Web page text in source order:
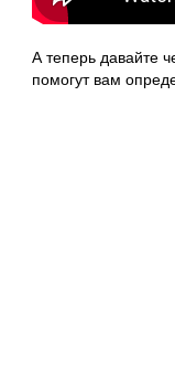
А теперь давайте
помогут вам